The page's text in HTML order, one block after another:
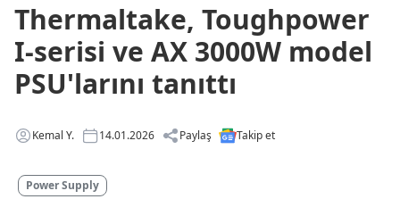
Thermaltake, Toughpower
I-serisi ve AX 3000W model
PSU'larını tanıttı
Kemal Y. 14.01.2026 Paylaş Takip et
Power Supply